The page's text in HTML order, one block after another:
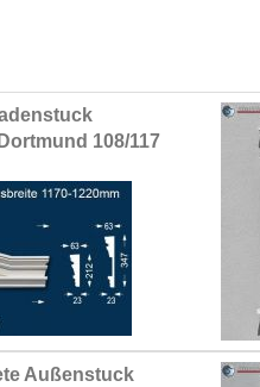
108/117
Außenstuck